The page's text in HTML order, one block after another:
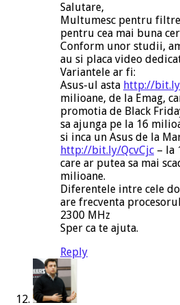
Salutare,
Multumesc pentru
pentru cea mai buna
Conform unor studii,
au si placa video
Variantele ar fi:
Asus-ul asta http://
milioane, de la Emag,
promotia de Black
sa ajunga pe la 16
si inca un Asus de la
http://bit.ly/QcvCjc – la
care ar putea sa mai
milioane.
Diferentele intre cele
are frecventa
2300 MHz
Sper ca te ajuta.
Reply